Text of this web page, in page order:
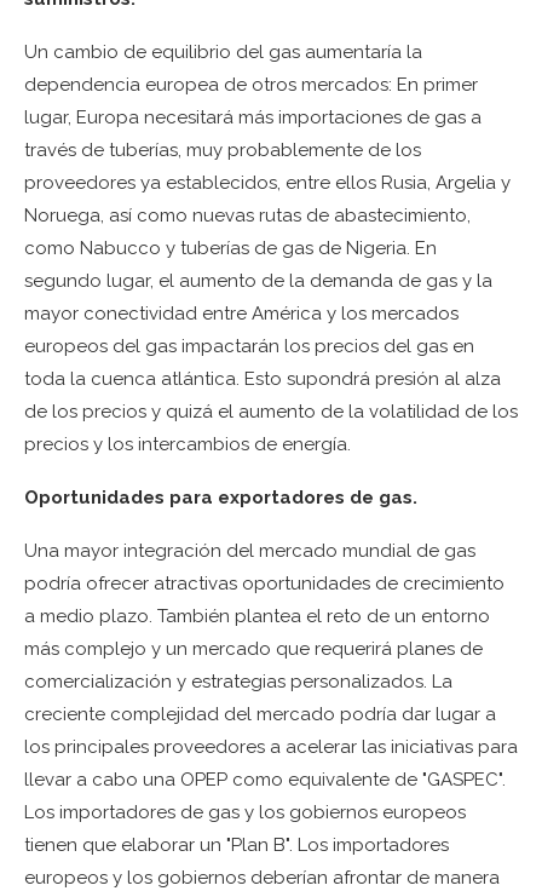
Un cambio de equilibrio del gas aumentaría la
dependencia europea de otros mercados: En primer
lugar, Europa necesitará más importaciones de gas a
través de tuberías, muy probablemente de los
proveedores ya establecidos, entre ellos Rusia, Argelia y
Noruega, así como nuevas rutas de abastecimiento,
como Nabucco y tuberías de gas de Nigeria. En
segundo lugar, el aumento de la demanda de gas y la
mayor conectividad entre América y los mercados
europeos del gas impactarán los precios del gas en
toda la cuenca atlántica. Esto supondrá presión al alza
de los precios y quizá el aumento de la volatilidad de los
precios y los intercambios de energía.
Oportunidades para exportadores de gas.
Una mayor integración del mercado mundial de gas
podría ofrecer atractivas oportunidades de crecimiento
a medio plazo. También plantea el reto de un entorno
más complejo y un mercado que requerirá planes de
comercialización y estrategias personalizados. La
creciente complejidad del mercado podría dar lugar a
los principales proveedores a acelerar las iniciativas para
llevar a cabo una OPEP como equivalente de "GASPEC".
Los importadores de gas y los gobiernos europeos
tienen que elaborar un "Plan B". Los importadores
europeos y los gobiernos deberían afrontar de manera